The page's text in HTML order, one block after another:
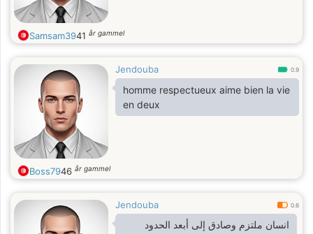
Samsam3941 år gammel
Jendouba 0.9
homme respectueux aime bien la vie
en deux
Boss7946 år gammel
Jendouba 0.6
انسان ملتزم وصادق إلى أبعد الحدود